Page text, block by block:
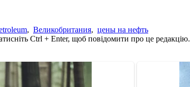
, Великобритания, цены на нефть
Ctrl + Enter, щоб повідомити про це редакцію.